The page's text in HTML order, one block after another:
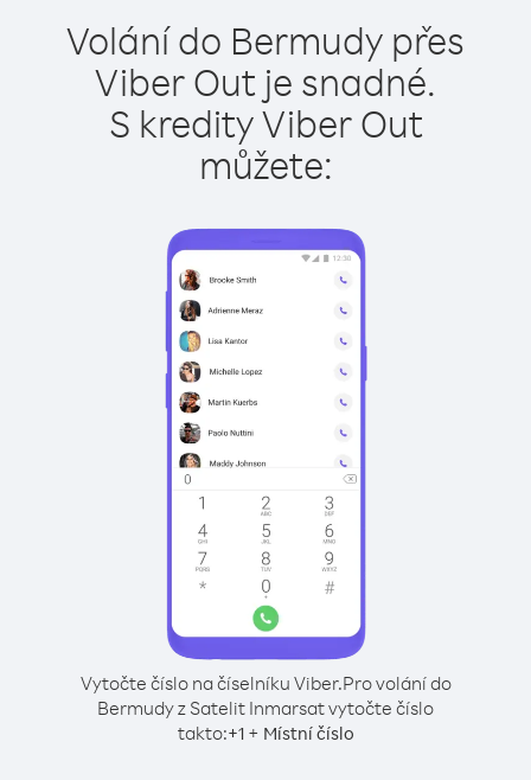
Volání do Bermudy přes
Viber Out je snadné.
S kredity Viber Out
můžete:
Vytočte číslo na číselníku Viber.Pro volání do
Bermudy z Satelit Inmarsat vytočte číslo
takto:+1+ Místní číslo